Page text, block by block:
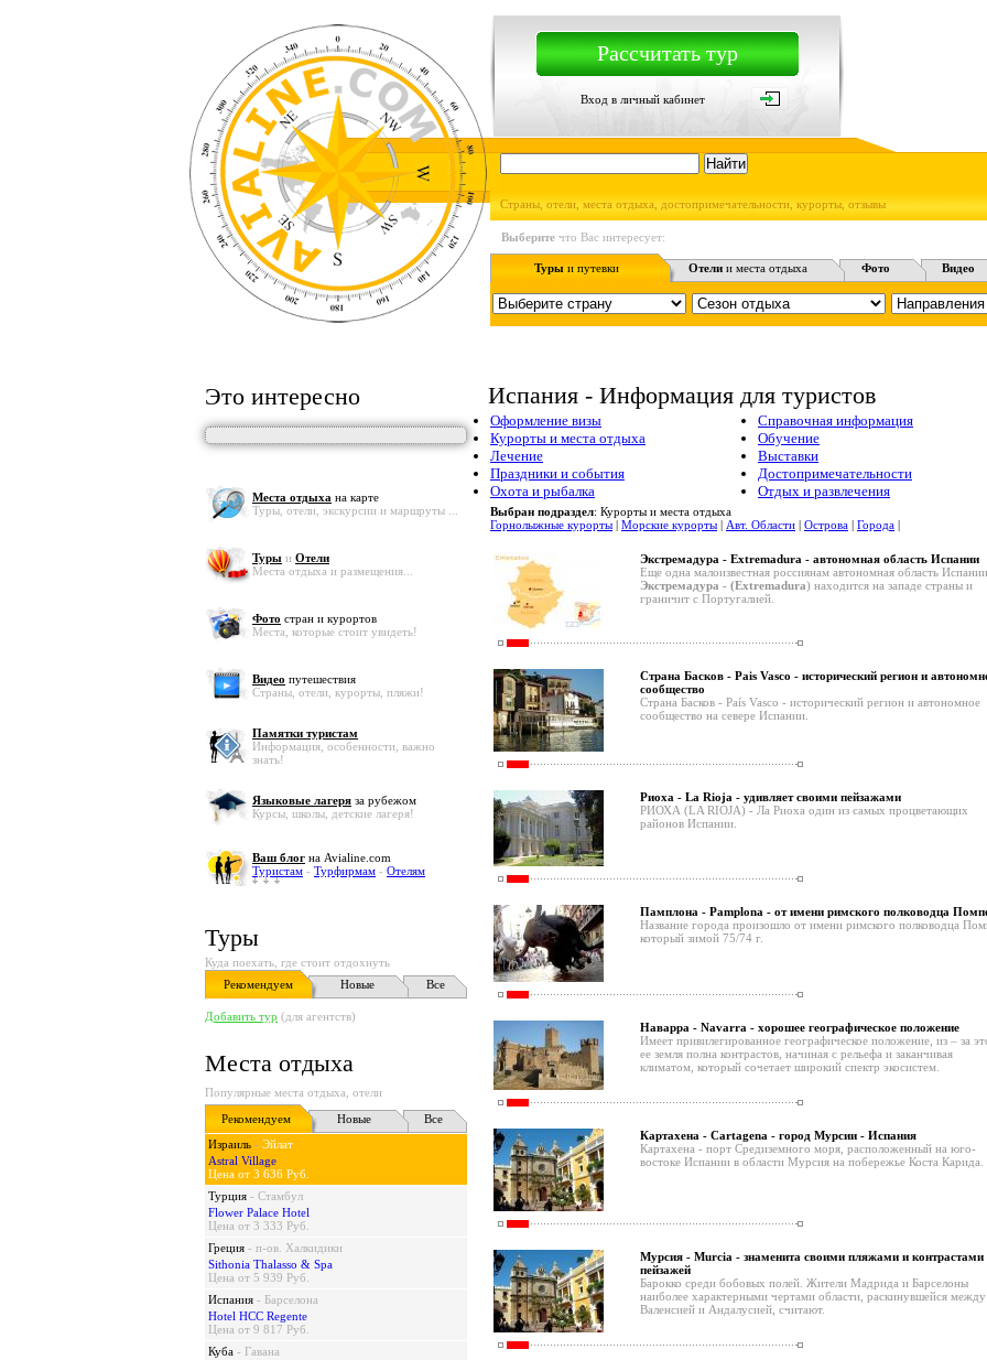
Рассчитать тур
Вход в личный кабинет
Страны, отели, места отдыха, достопримечательности, курорты, отзывы
Выберите что Вас интересует:
Турыи путевки Отели и места отдыха Фото Видео
Это интересно
Места отдыха на карте
Туры, отели, экскурсии и маршруты ...
Туры и Отели
Места отдыха и размещения...
Фото стран и курортов
Места, которые стоит увидеть!
Видео путешествия
Страны, отели, курорты, пляжи!
Памятки туристам
Информация, особенности, важно
знать!
Языковые лагеря за рубежом
Курсы, школы, детские лагеря!
Ваш блог на Avialine.com
Туристам - Турфирмам - Отелям
Туры
Куда поехать, где стоит отдохнуть
Рекомендуем
Новые Все
Добавить тур (для агентств)
Места отдыха
Популярные места отдыха, отели
Рекомендуем
Новые
Все
Израиль - Эйлат
Astral Village
Цена от 3 636 Руб.
Турция - Стамбул
Flower Palace Hotel
Цена от 3 333 Руб.
Греция - п-ов. Халкидики
Sithonia Thalasso & Spa
Цена от 5 939 Руб.
Испания - Барселона
Hotel HCC Regente
Цена от 9 817 Руб.
Куба - Гавана
Испания - Информация для туристов
Оформление визы
Курорты и места отдыха
Лечение
Праздники и события
Охота и рыбалка
Справочная информация
Обучение
Выставки
Достопримечательности
Отдых и развлечения
Выбран подраздел: Курорты и места отдыха
Горнолыжные курорты | Морские курорты | Авт. Области | Острова | Города |
Экстремадура - Extremadura - автономная область Испании
Еще одна малоизвестная россиянам автономная область
Экстремадура - (Extremadura) находится на западе страны и
граничит с Португалией.
Страна Басков - Pais Vasco - исторический регион и
сообщество
Страна Басков - País Vasco - исторический регион и автономное
сообщество на севере Испании.
Риоха - La Rioja - удивляет своими пейзажами
РИОХА (LA RIOJA) - Ла Риоха один из самых процветающих
районов Испании.
Памплона - Pamplona - от имени римского полководца
Название города произошло от имени римского полководца
который зимой 75/74 г.
Наварра - Navarra - хорошее географическое положение
Имеет привилегированное географическое положение, из – за
ее земля полна контрастов, начиная с рельефа и заканчивая
климатом, который сочетает широкий спектр экосистем.
Картахена - Cartagena - город Мурсии - Испания
Картахена - порт Средиземного моря, расположенный на юго-
востоке Испании в области Мурсия на побережье Коста Карида.
Мурсия - Murcia - знаменита своими пляжами и контрастами
пейзажей
Барокко среди бобовых полей. Жители Мадрида и Барселоны
наиболее характерными чертами области, раскинувшейся между
Валенсией и Андалусией, считают.